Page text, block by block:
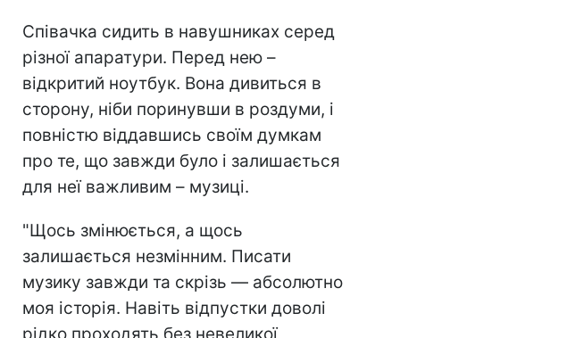
Співачка сидить в навушниках серед
різної апаратури. Перед нею –
відкритий ноутбук. Вона дивиться в
сторону, ніби поринувши в роздуми, і
повністю віддавшись своїм думкам
про те, що завжди було і залишається
для неї важливим – музиці.
"Щось змінюється, а щось
залишається незмінним. Писати
музику завжди та скрізь — абсолютно
моя історія. Навіть відпустки доволі